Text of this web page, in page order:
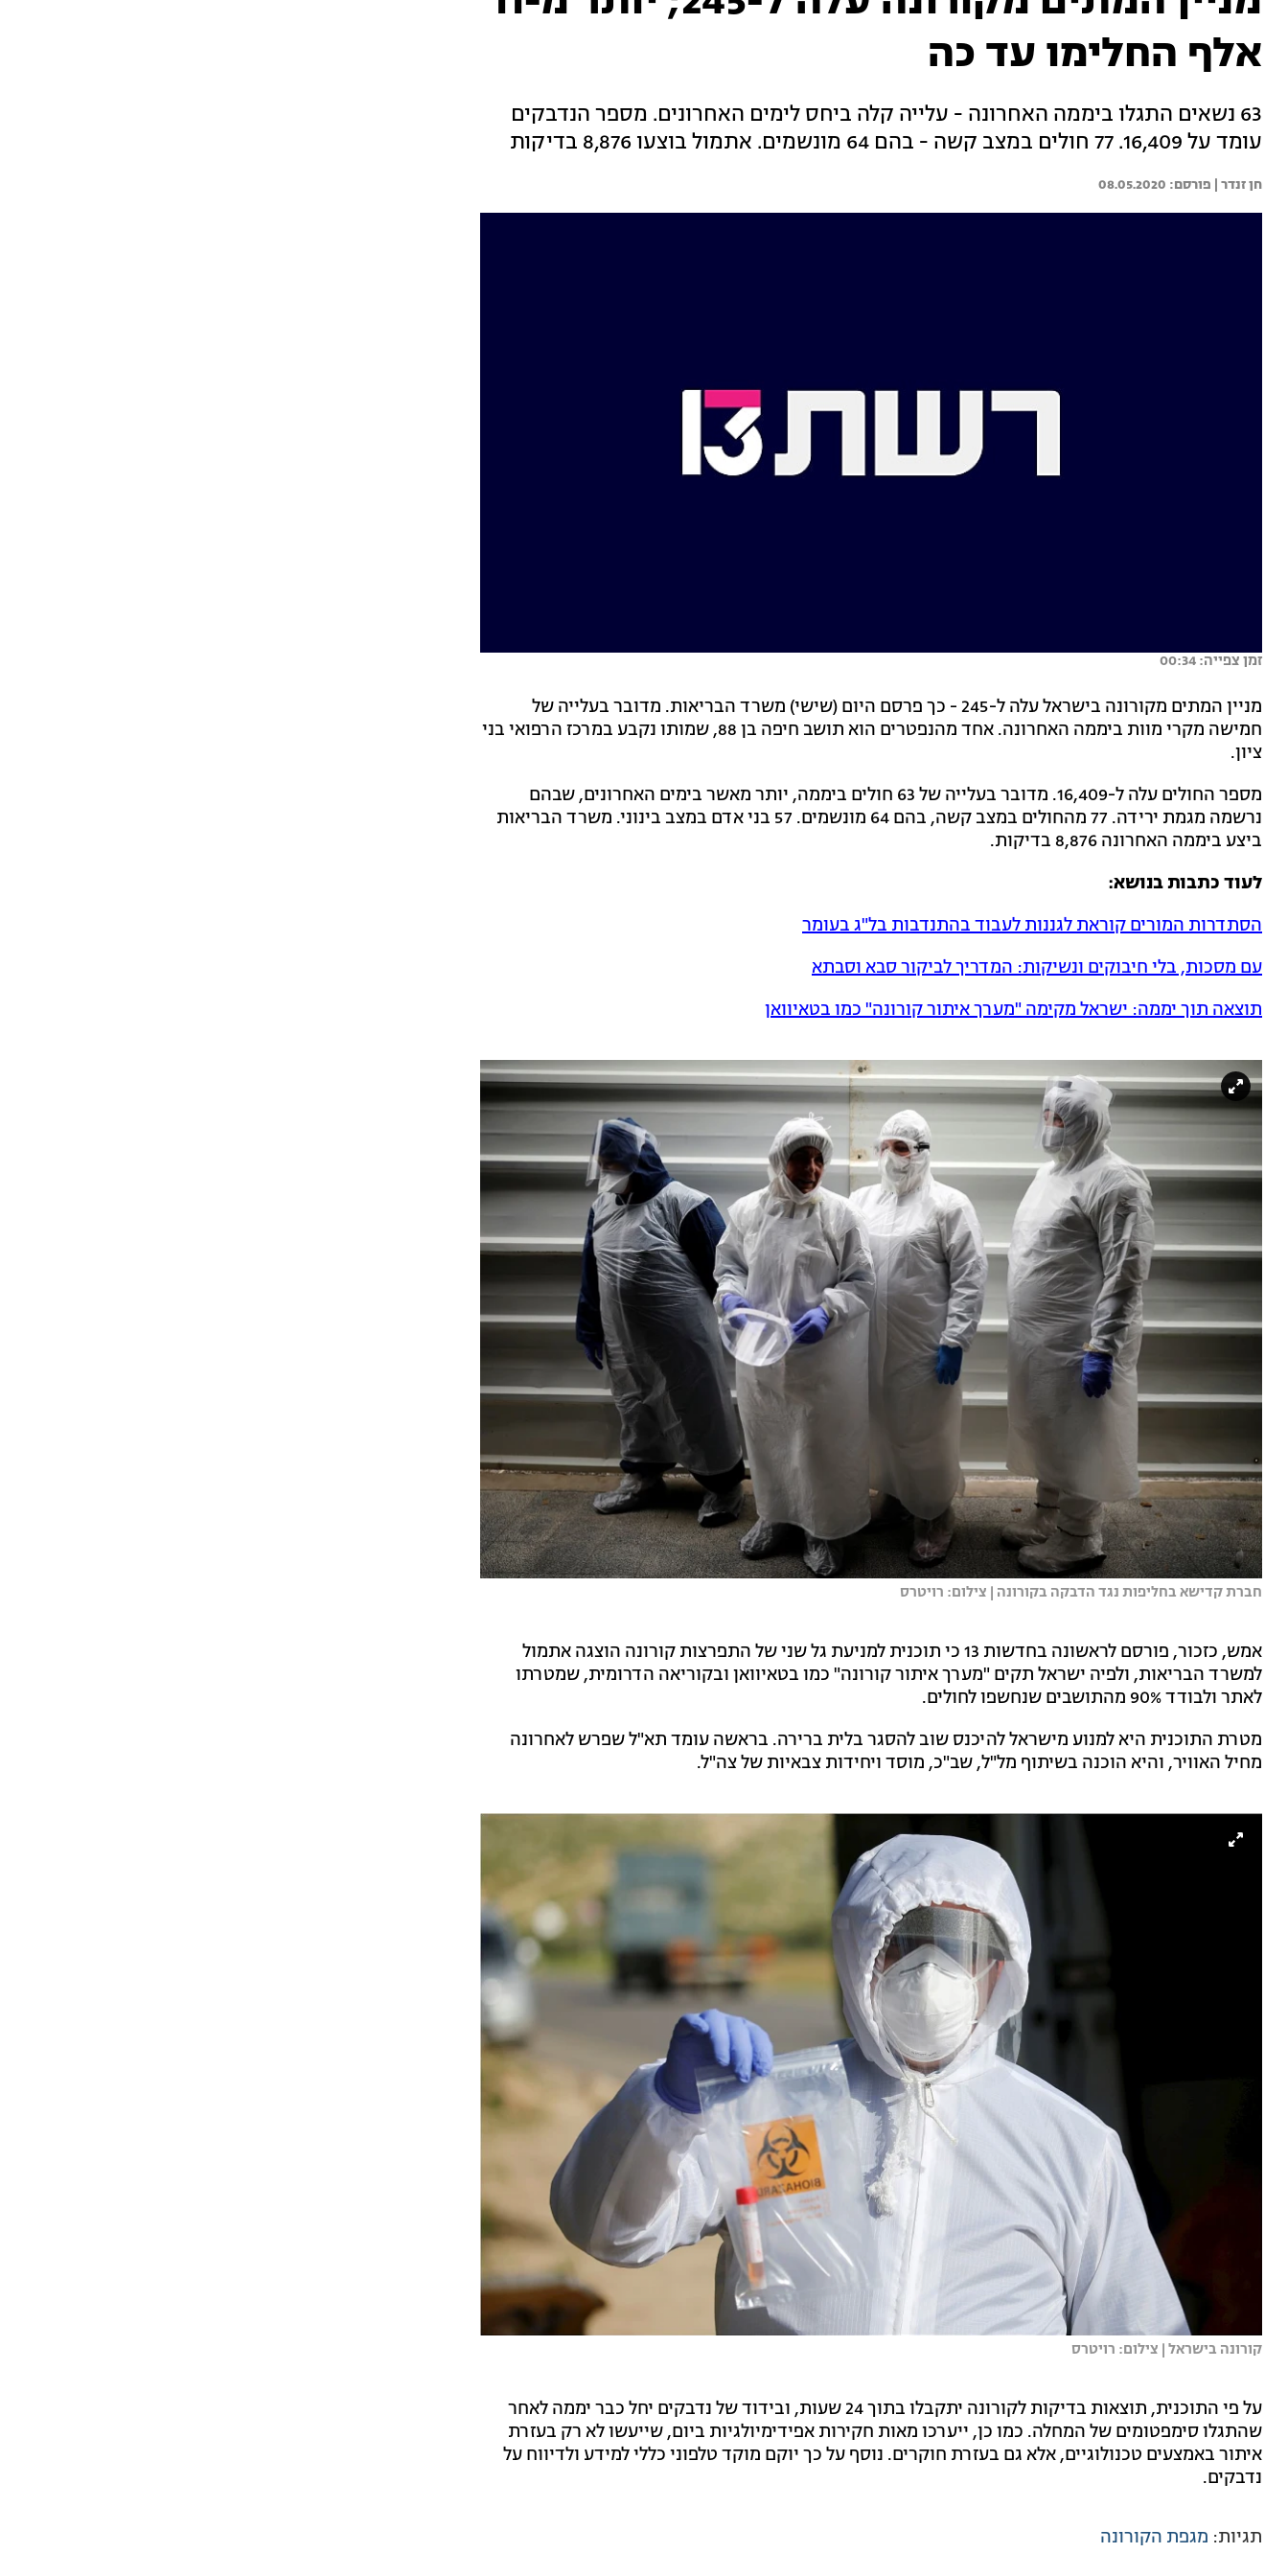
אלף החלימו עד כה
63 נשאים התגלו ביממה האחרונה - עלייה קלה ביחס לימים האחרונים. מספר הנדבקים
עומד על 16,409. 77 חולים במצב קשה - בהם 64 מונשמים. אתמול בוצעו 8,876 בדיקות
חן זנדר | 08.05.2020
זמן צפייה: 00:34
מניין המתים מקורונה בישראל עלה ל-245 - כך פרסם היום (שישי) משרד הבריאות. מדובר בעלייה של
חמישה מקרי מוות ביממה האחרונה. אחד מהנפטרים הוא תושב חיפה בן 88, שמותו נקבע במרכז הרפואי בני
ציון.
מספר החולים עלה ל-16,409. מדובר בעלייה של 63 חולים ביממה, יותר מאשר בימים האחרונים, שבהם
נרשמה מגמת ירידה. 77 מהחולים במצב קשה, בהם 64 מונשמים. 57 בני אדם במצב בינוני. משרד הבריאות
ביצע ביממה האחרונה 8,876 בדיקות.
לעוד כתבות בנושא:
הסתדרות המורים קוראת לגננות לעבוד בהתנדבות בל"ג בעומר
עם מסכות, בלי חיבוקים ונשיקות: המדריך לביקור סבא וסבתא
תוצאה תוך יממה: ישראל מקימה "מערך איתור קורונה" כמו בטאיוואן
חברת קדישא בחליפות נגד הדבקה בקורונה | צילום: רויטרס
אמש, כזכור, פורסם לראשונה בחדשות 13 כי תוכנית למניעת גל שני של התפרצות קורונה הוצגה אתמול
למשרד הבריאות, ולפיה ישראל תקים "מערך איתור קורונה" כמו בטאיוואן ובקוריאה הדרומית, שמטרתו
לאתר ולבודד 90% מהתושבים שנחשפו לחולים.
מטרת התוכנית היא למנוע מישראל להיכנס שוב להסגר בלית ברירה. בראשה עומד תא"ל שפרש לאחרונה
מחיל האוויר, והיא הוכנה בשיתוף מל"ל, שב"כ, מוסד ויחידות צבאיות של צה"ל.
קורונה בישראל | צילום: רויטרס
על פי התוכנית, תוצאות בדיקות לקורונה יתקבלו בתוך 24 שעות, ובידוד של נדבקים יחל כבר יממה לאחר
שהתגלו סימפטומים של המחלה. כמו כן, ייערכו מאות חקירות אפידימיולגיות ביום, שייעשו לא רק בעזרת
איתור באמצעים טכנולוגיים, אלא גם בעזרת חוקרים. נוסף על כך יוקם מוקד טלפוני כללי למידע ולדיווח על
נדבקים.
תגיות: מגפת הקורונה